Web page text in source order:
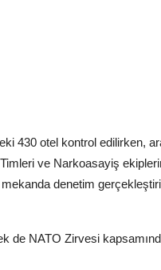
430 otel kontrol edilirken,
ve Narkoasayiş
denetim
de NATO Zirvesi